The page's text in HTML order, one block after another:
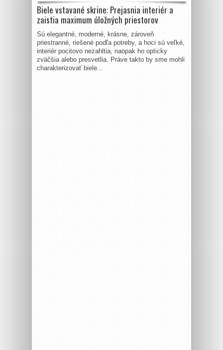
Biele vstavané skrine: Prejasnia interiér a
zaistia maximum úložných priestorov
Sú elegantné, moderné, krásne, zároveň
priestranné, riešené podľa potreby, a hoci sú veľké,
interiér pocitovo nezahltia, naopak ho opticky
zväčšia alebo presvetlia. Práve takto by sme mohli
charakterizovať biele...